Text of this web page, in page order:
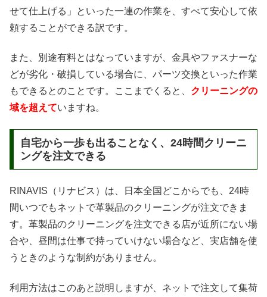
せて仕上げる」といった一連の作業を、すべて安心して依
頼することができる訳です。
また、別途有料とはなっていますが、金具やファスナーな
どが劣化・破損している場合に、パーツ交換といった作業
もできるとのことです。ここまでくると、 クリーニングの
域を超えていますね。
自宅から一歩も出ることなく、24時間クリーニ
ングを注文できる
RINAVIS（リナビス）は、日本全国どこからでも、24時
間いつでもネットで革製品のクリーニングが注文できま
す。革製品のクリーニングを注文できる店が近所にない場
合や、昼間は仕事で持っていけない場合など、実店舗を使
うときのような制約がありません。
利用方法はこのあと説明しますが、ネットで注文して集荷